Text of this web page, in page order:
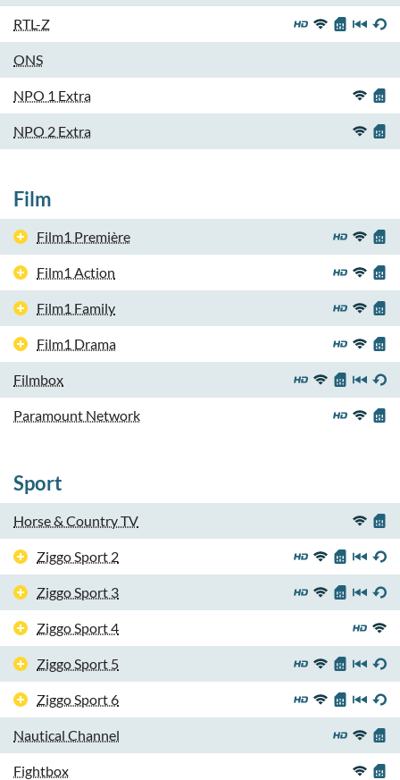
RTL-Z
ONS
NPO 1 Extra
NPO 2 Extra
Film
Film1 Première
Film1 Action
Film1 Family
Film1 Drama
Filmbox
Paramount Network
Sport
Horse & Country TV
Ziggo Sport 2
Ziggo Sport 3
Ziggo Sport 4
Ziggo Sport 5
Ziggo Sport 6
Nautical Channel
Fightbox